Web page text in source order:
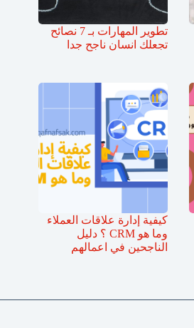
تطوير المهارات بـ 7 نصائح
تجعلك انسان ناجح جدا
كيفية إدارة علاقات العملاء
وما هو CRM ؟ دليل
الناجحين في اعمالهم